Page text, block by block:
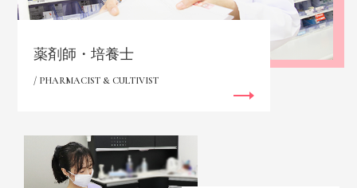
薬剤師・培養士
/ PHARMACIST & CULTIVIST